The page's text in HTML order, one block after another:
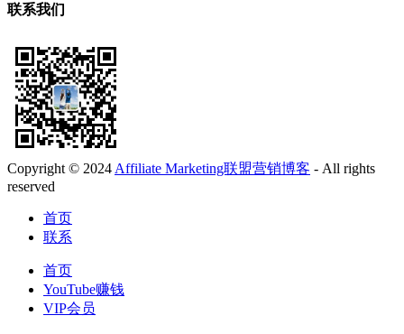
联系我们
Copyright © 2024 Affiliate Marketing联盟营销博客 - All rights
reserved
首页
联系
首页
YouTube赚钱
VIP会员